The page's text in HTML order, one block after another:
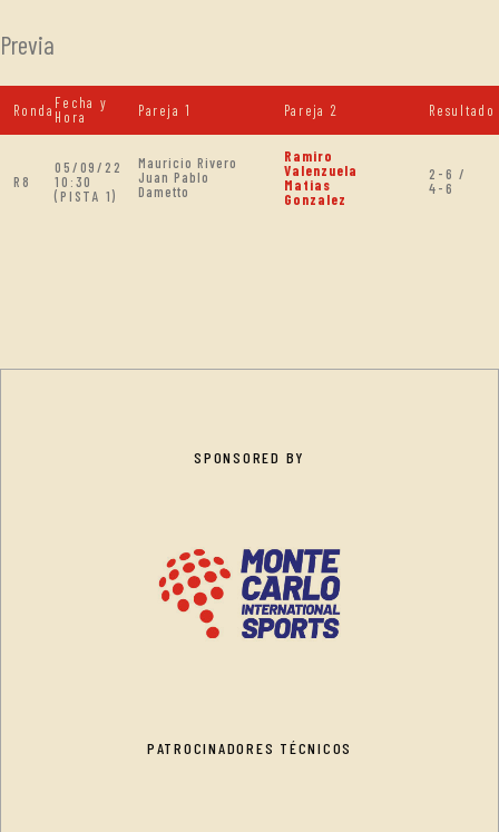
Previa
Ronda Fecha y
Hora
Pareja 1 Pareja 2 Resultado
R8
05/09/22
10:30
(PISTA 1)
Mauricio Rivero
Juan Pablo
Dametto
Ramiro
Valenzuela
Matias
Gonzalez
2-6 /
4-6
SPONSORED BY
PATROCINADORES TÉCNICOS